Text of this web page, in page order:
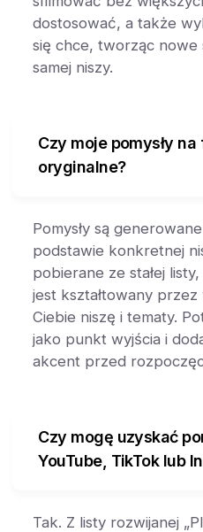
dostosować, a także
się chce, tworząc nowe
samej niszy.
Czy moje pomysły
oryginalne?
Pomysły są
podstawie konkretnej
pobierane ze stałej
jest kształtowany
Ciebie niszę i tematy.
jako punkt wyjścia i
akcent przed
Czy mogę uzyskać
YouTube, TikTok lub
Tak. Z listy rozwijanej